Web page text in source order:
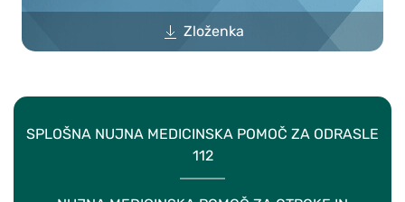
Zloženka
SPLOŠNA NUJNA MEDICINSKA POMOČ ZA ODRASLE
112